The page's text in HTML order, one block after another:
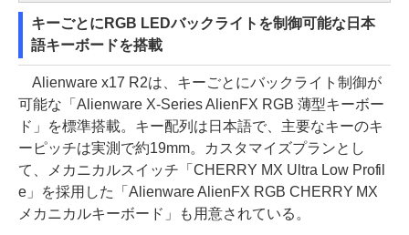
キーごとにRGB LEDバックライトを制御可能な日本
語キーボードを搭載
Alienware x17 R2は、キーごとにバックライト制御が
可能な「Alienware X-Series AlienFX RGB 薄型キーボー
ド」を標準搭載。キー配列は日本語で、主要なキーのキ
ーピッチは実測で約19mm。カスタマイズプランとし
て、メカニカルスイッチ「CHERRY MX Ultra Low Profil
e」を採用した「Alienware AlienFX RGB CHERRY MX
メカニカルキーボード」も用意されている。